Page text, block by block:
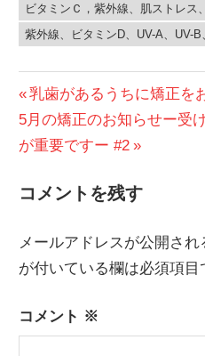
ビタミンＣ，紫外線、肌ストレス
紫外線、ビタミンD、UV-A、UV-
投
稿
ビ
ゲ
ー
シ
ョ
前
の
投
乳歯があるうちに矯正を
次
の
稿:
5月の矯正のお知らせー受
が重要ですー #2
コメントを残す
メールアドレスが公開され
が付いている欄は必須項目
コメント ※